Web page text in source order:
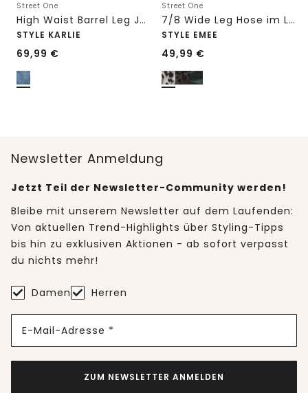
Street One
High Waist Barrel Leg Jeans im Loose Fit
STYLE KARLIE
69,99 €
Street One
7/8 Wide Leg Hose im Loose Fit mit Print
STYLE EMEE
49,99 €
Newsletter Anmeldung
Jetzt Teil der Newsletter-Community werden!
Bleibe mit unserem Newsletter auf dem Laufenden:
Von aktuellen Trend-Highlights über Styling-Tipps
bis hin zu exklusiven Aktionen - ab sofort verpasst
du nichts mehr!
Damen Herren
E-Mail-Adresse *
ZUM NEWSLETTER ANMELDEN